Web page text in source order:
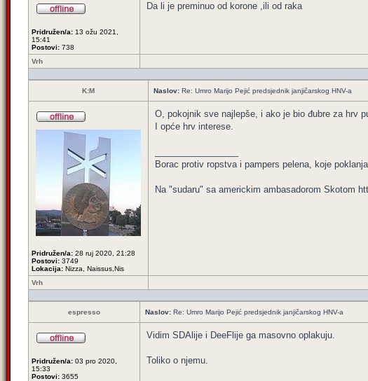
Pridružen/a: 13 ožu 2021,
15:41
Postovi: 738
Da li je preminuo od korone ,ili od raka
Vrh
K:M Naslov: Re: Umro Marijo Pejić predsjednik janjičarskog HNV-a
Pridružen/a: 28 ruj 2020, 21:28
Postovi: 3749
Lokacija: Nizza, Naissus,Nis
O, pokojnik sve najlepše, i ako je bio đubre za hrv
I opće hrv interese.
Borac protiv ropstva i pampers pelena, koje
Na "sudaru" sa americkim ambasadorom Skotom
Vrh
espresso Naslov: Re: Umro Marijo Pejić predsjednik janjičarskog HNV-a
Pridružen/a: 03 pro 2020,
15:33
Postovi: 3655
Vidim SDAlije i DeeFlije ga masovno oplakuju.
Toliko o njemu.